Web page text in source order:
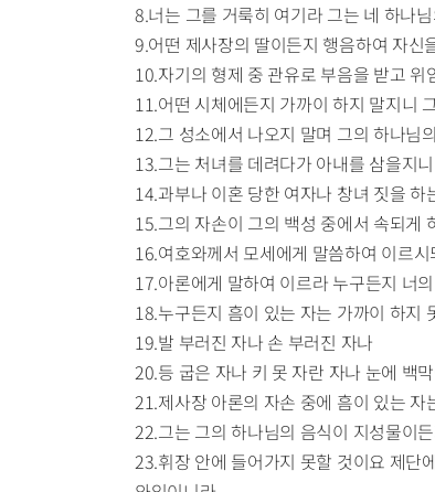
8.너는 그를 거룩히 여기라 그는 네 하나
9.어떤 제사장의 딸이든지 행음하여 자
10.자기의 형제 중 관유로 부음을 받고
11.어떤 시체에든지 가까이 하지 말지니
12.그 성소에서 나오지 말며 그의 하나님
13.그는 처녀를 데려다가 아내를 삼을지니
14.과부나 이혼 당한 여자나 창녀 짓을
15.그의 자손이 그의 백성 중에서 속되게
16.여호와께서 모세에게 말씀하여 이르시
17.아론에게 말하여 이르라 누구든지 너
18.누구든지 흠이 있는 자는 가까이 하지
19.발 부러진 자나 손 부러진 자나
20.등 굽은 자나 키 못 자란 자나 눈에 백
21.제사장 아론의 자손 중에 흠이 있는
22.그는 그의 하나님의 음식이 지성물이
23.휘장 안에 들어가지 못할 것이요 제단